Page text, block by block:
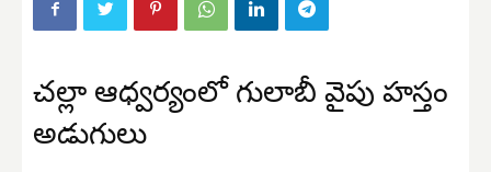
చల్లా ఆధ్వర్యంలో గులాబీ వైపు హస్తం
అడుగులు